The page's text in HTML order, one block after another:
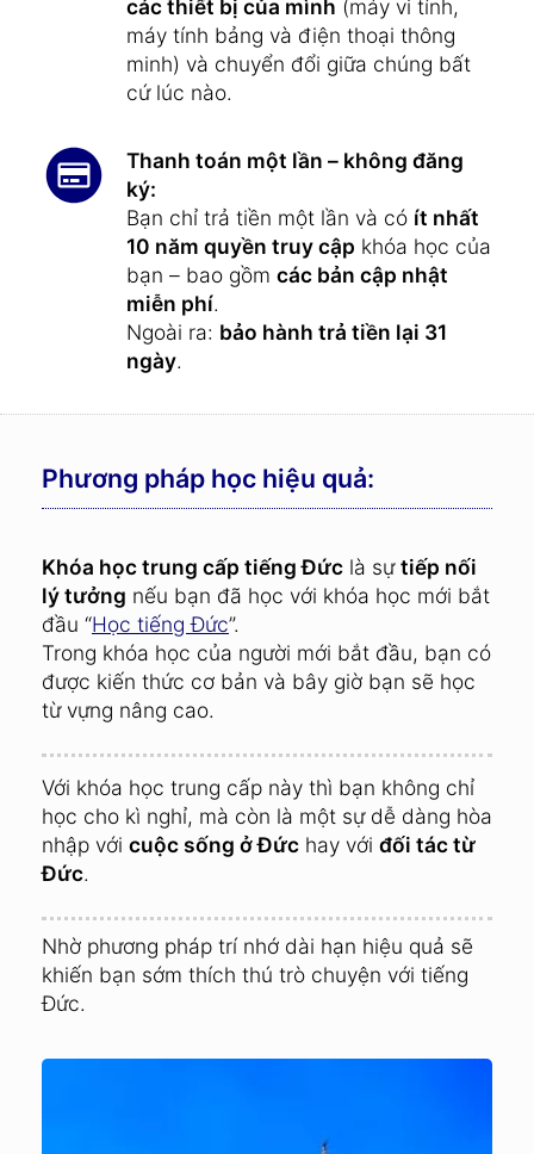
các thiết bị của mình (máy vi tính,
máy tính bảng và điện thoại thông
minh) và chuyển đổi giữa chúng bất
cứ lúc nào.
Thanh toán một lần – không đăng
ký:
Bạn chỉ trả tiền một lần và có ít nhất
10 năm quyền truy cập khóa học của
bạn – bao gồm các bản cập nhật
miễn phí.
Ngoài ra: bảo hành trả tiền lại 31
ngày.
Phương pháp học hiệu quả:
Khóa học trung cấp tiếng Đức là sựtiếp nối
lý tưởng nếu bạn đã học với khóa học mới bắt
đầu “Học tiếng Đức”.
Trong khóa học của người mới bắt đầu, bạn có
được kiến thức cơ bản và bây giờ bạn sẽ học
từ vựng nâng cao.
Với khóa học trung cấp này thì bạn không chỉ
học cho kì nghỉ, mà còn là một sự dễ dàng hòa
nhập với cuộc sống ở Đức hay với đối tác từ
Đức.
Nhờ phương pháp trí nhớ dài hạn hiệu quả sẽ
khiến bạn sớm thích thú trò chuyện với tiếng
Đức.